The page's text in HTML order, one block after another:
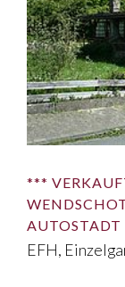
***
AUTOSTADT
EFH,